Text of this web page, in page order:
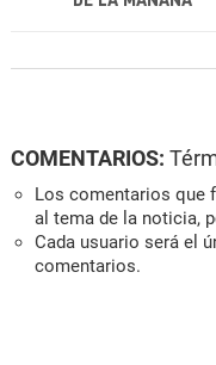
COMENTARIOS:
Los comentarios que
al tema de la noticia,
Cada usuario será el
comentarios.